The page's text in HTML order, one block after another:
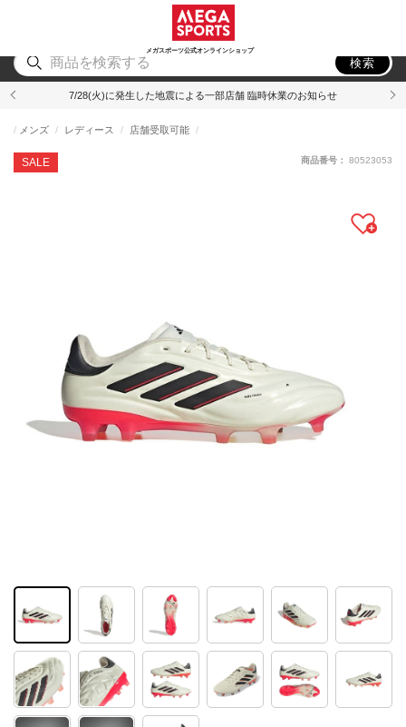
メガスポーツ公式オンラインショップ
アウトドア
検索
7/28(火)に発生した地震による一部店舗 臨時休業のお知らせ
SALE
メンズ レディース 店舗受取可能
商品番号： 80523053